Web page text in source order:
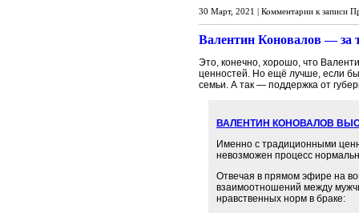
30 Март, 2021 | Комментарии к записи
Валентин Коновалов — за
Это, конечно, хорошо, что
ценностей. Но ещё лучше, если
семьи. А так — поддержка от
ВАЛЕНТИН КОНОВАЛОВ
Именно с традиционными
невозможен процесс
Отвечая в прямом эфире на
взаимоотношений между
нравственных норм в браке: